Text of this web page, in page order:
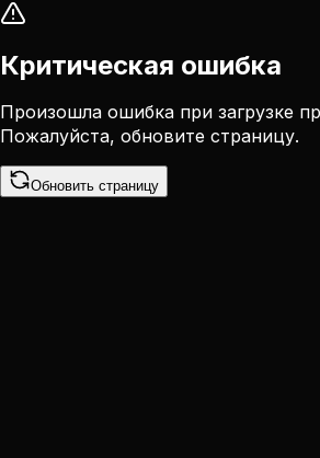
Критическая ошибка
Произошла ошибка при загрузке
Пожалуйста, обновите страницу.
Обновить страницу